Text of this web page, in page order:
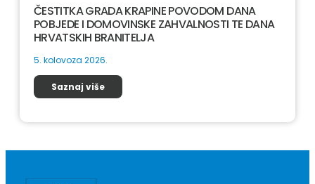
ČESTITKA GRADA KRAPINE POVODOM DANA
POBJEDE I DOMOVINSKE ZAHVALNOSTI TE DANA
HRVATSKIH BRANITELJA
5. kolovoza 2026.
Saznaj više